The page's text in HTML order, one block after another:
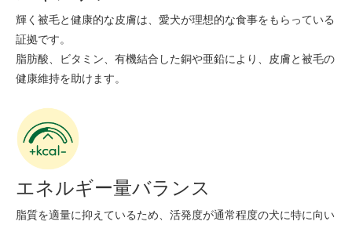
輝く被毛と健康的な皮膚は、愛犬が理想的な食事をもらっている
証拠です。
脂肪酸、ビタミン、有機結合した銅や亜鉛により、皮膚と被毛の
健康維持を助けます。
エネルギー量バランス
脂質を適量に抑えているため、活発度が通常程度の犬に特に向い